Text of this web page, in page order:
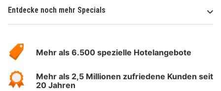
Entdecke noch mehr Specials
Hotelspecials
Mehr als 6.500 spezielle Hotelangebote
Mehr als 2,5 Millionen zufriedene Kunden seit
20 Jahren